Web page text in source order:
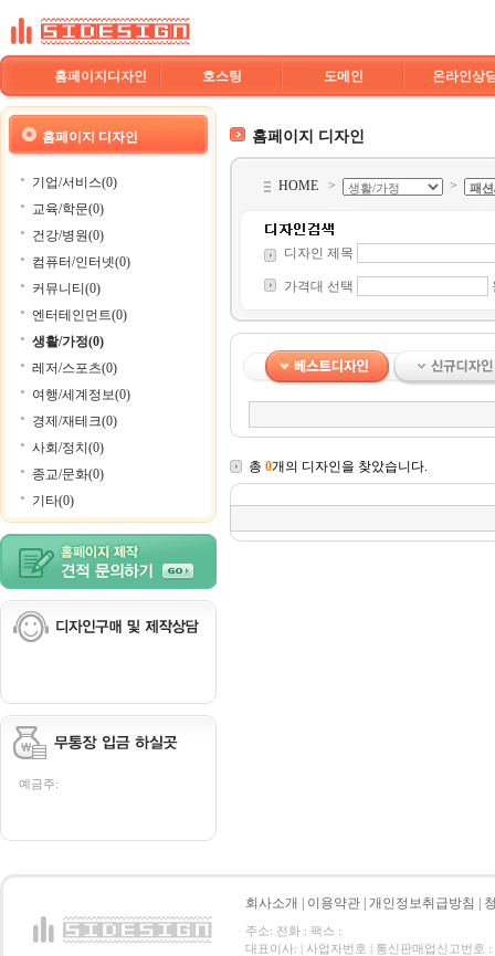
홈페이지디자인 호스팅 도메인 온라인상
홈페이지 디자인
기업/서비스(0)
교육/학문(0)
건강/병원(0)
컴퓨터/인터넷(0)
커뮤니티(0)
엔터테인먼트(0)
생활/가정(0)
레저/스포츠(0)
여행/세계정보(0)
경제/재테크(0)
사회/정치(0)
종교/문화(0)
기타(0)
예금주:
홈페이지 디자인
HOME > >
디자인 제목
가격대 선택
총 0개의 디자인을 찾았습니다.
회사소개 이용약관 개인정보취급방침
주소: 전화 : 팩스 :
대표이사: | 사업자번호 | 통신판매업신고번호 :